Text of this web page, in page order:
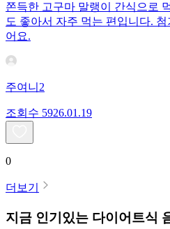
쫀득한 고구마 말랭이 간식으로
도 좋아서 자주 먹는 편입니다.
어요.
주여니2
조회수 5926.01.19
0
더보기
지금 인기있는 다이어트식